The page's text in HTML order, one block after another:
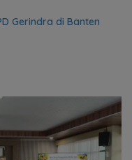
Gerindra di Banten